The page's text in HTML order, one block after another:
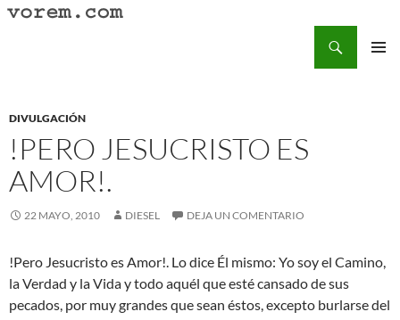
Saltar
DIVULGACIÓN
!PERO JESUCRISTO ES
AMOR!.
22 MAYO, 2010 DIESEL DEJA UN COMENTARIO
!Pero Jesucristo es Amor!. Lo dice Él mismo: Yo soy el Camino,
la Verdad y la Vida y todo aquél que esté cansado de sus
pecados, por muy grandes que sean éstos, excepto burlarse del